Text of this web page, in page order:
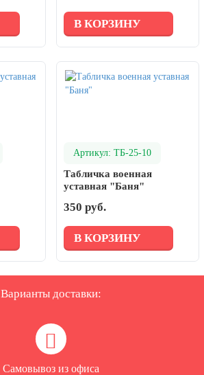
В КОРЗИНУ
Артикул: ТБ-25-10
Табличка военная
уставная "Баня"
350 руб.
В КОРЗИНУ
Варианты доставки:
Самовывоз из офиса